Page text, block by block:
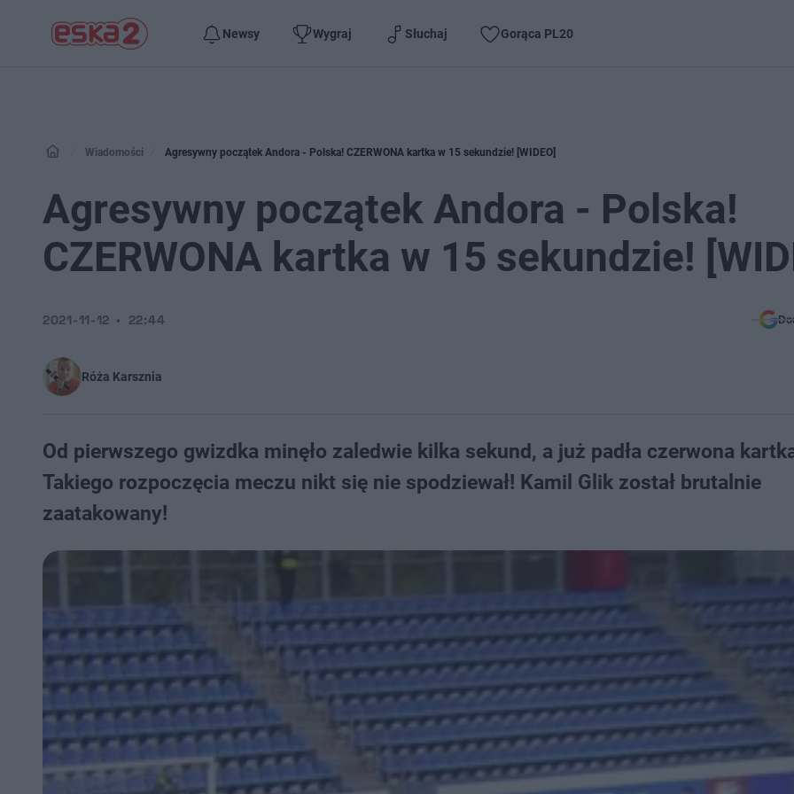
Newsy Wygraj Słuchaj Gorąca PL20
Wiadomości Agresywny początek Andora - Polska! CZERWONA kartka w 15 sekundzie! [WIDEO]
Agresywny początek Andora - Polska!
CZERWONA kartka w 15 sekundzie!
Róża Karsznia
2021-11-12 22:44
Od pierwszego gwizdka minęło zaledwie kilka sekund, a już padła czerwona
Takiego rozpoczęcia meczu nikt się nie spodziewał! Kamil Glik został brutalnie
zaatakowany!